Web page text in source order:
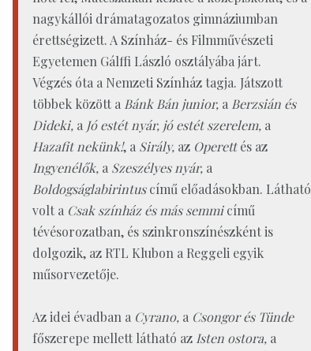
nagykállói drámatagozatos gimnáziumban
érettségizett. A Színház- és Filmművészeti
Egyetemen Gálffi László osztályába járt.
Végzés óta a Nemzeti Színház tagja. Játszott
többek között a Bánk Bán junior,a Berzsián és
Dideki,a Jó estét nyár, jó estét szerelem,a
Hazafit nekünk!, a Sirály,az Operettés az
Ingyenélők,a Szeszélyes nyár,a
Boldogságlabirintuscímű előadásokban. Látható
volt a Csak színház és más semmicímű
tévésorozatban, és szinkronszínészként is
dolgozik, az RTL Klubon a Reggeli egyik
műsorvezetője.
Az idei évadban a Cyrano,a Csongor és Tünde
főszerepe mellett látható az Isten ostora,a